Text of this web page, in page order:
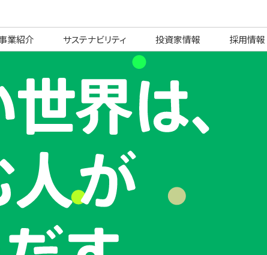
業紹介 サステナビリティ 投資家情報 採用情報